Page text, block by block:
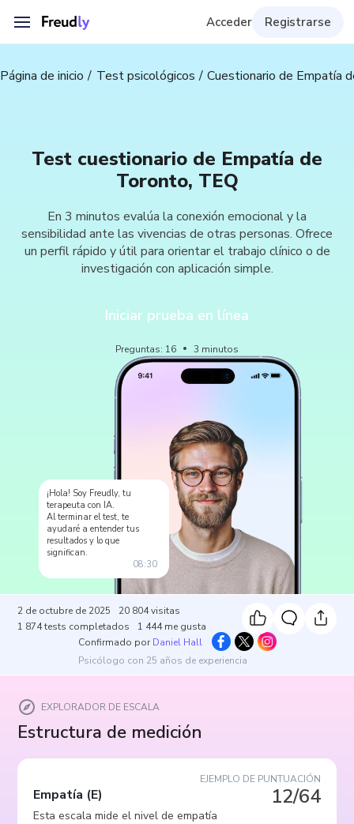
Acceder Registrarse
Página de inicio Test psicológicos Cuestionario de Empatía
Test cuestionario de Empatía de
Toronto, TEQ
En 3 minutos evalúa la conexión emocional y la
sensibilidad ante las vivencias de otras personas. Ofrece
un perfil rápido y útil para orientar el trabajo clínico o de
investigación con aplicación simple.
Iniciar prueba en línea
Preguntas: 16 3 minutos
¡Hola! Soy Freudly, tu
terapeuta con IA.
Al terminar el test, te
ayudaré a entender tus
resultados y lo que
significan.
08:30
2 de octubre de 2025 20 804visitas
1 874tests completados 1 444 me gusta
Confirmado por Daniel Hall
Psicólogo con 25 años de experiencia
EXPLORADOR DE ESCALA
Estructura de medición
EJEMPLO DE PUNTUACIÓN
12/64
Empatía (E)
Esta escala mide el nivel de empatía